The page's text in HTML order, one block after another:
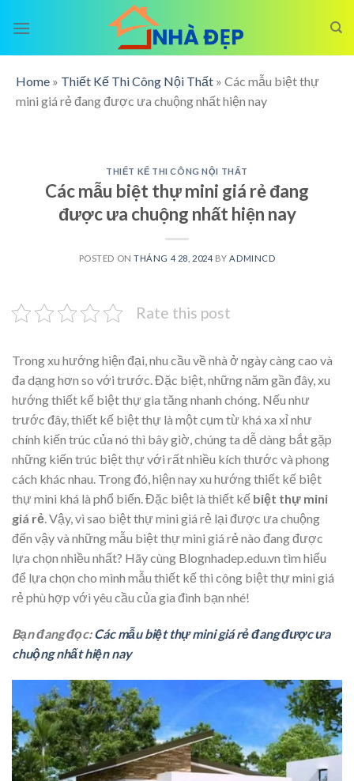
Home » Thiết Kế Thi Công Nội Thất » Các mẫu biệt thự
mini giá rẻ đang được ưa chuộng nhất hiện nay
THIẾT KẾ THI CÔNG NỘI THẤT
Các mẫu biệt thự mini giá rẻ đang
được ưa chuộng nhất hiện nay
POSTED ONTHÁNG 4 28, 2024 BYADMINCD
Rate this post
Trong xu hướng hiện đại, nhu cầu về nhà ở ngày càng cao và
đa dạng hơn so với trước. Đặc biệt, những năm gần đây, xu
hướng thiết kế biệt thự gia tăng nhanh chóng. Nếu như
trước đây, thiết kế biệt thự là một cụm từ khá xa xỉ như
chính kiến trúc của nó thì bây giờ, chúng ta dễ dàng bắt gặp
những kiến trúc biệt thự với rất nhiều kích thước và phong
cách khác nhau. Trong đó, hiện nay xu hướng thiết kế biệt
thự mini khá là phổ biến. Đặc biệt là thiết kế biệt thự mini
giá rẻ. Vậy, vì sao biệt thự mini giá rẻ lại được ưa chuộng
đến vậy và những mẫu biệt thự mini giá rẻ nào đang được
lựa chọn nhiều nhất? Hãy cùng Blognhadep.edu.vn tìm hiểu
để lựa chọn cho mình mẫu thiết kế thi công biệt thự mini giá
rẻ phù hợp với yêu cầu của gia đình bạn nhé!
Bạn đang đọc:Các mẫu biệt thự mini giá rẻ đang được ưa
chuộng nhất hiện nay